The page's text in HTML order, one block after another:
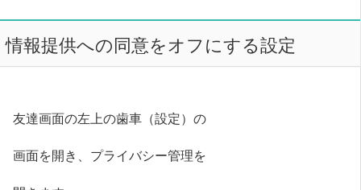
情報提供への同意をオフにする設定
友達画面の左上の歯車（設定）の
画面を開き、プライバシー管理を